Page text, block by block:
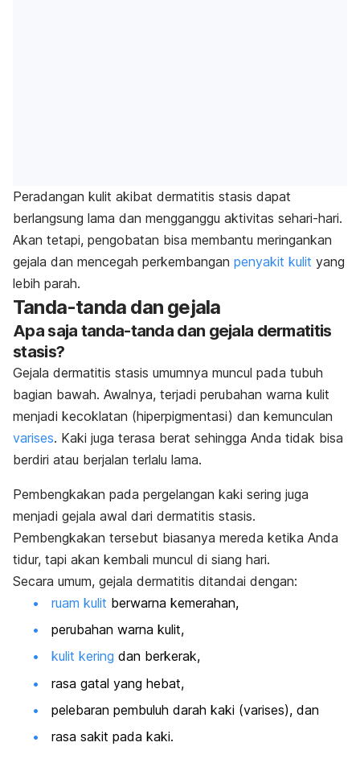
Peradangan kulit akibat dermatitis stasis dapat
berlangsung lama dan mengganggu aktivitas sehari-hari.
Akan tetapi, pengobatan bisa membantu meringankan
gejala dan mencegah perkembangan penyakit kulit yang
lebih parah.
Tanda-tanda dan gejala
Apa saja tanda-tanda dan gejala dermatitis
stasis?
Gejala dermatitis stasis umumnya muncul pada tubuh
bagian bawah. Awalnya, terjadi perubahan warna kulit
menjadi kecoklatan (hiperpigmentasi) dan kemunculan
varises. Kaki juga terasa berat sehingga Anda tidak bisa
berdiri atau berjalan terlalu lama.
Pembengkakan pada pergelangan kaki sering juga
menjadi gejala awal dari dermatitis stasis.
Pembengkakan tersebut biasanya mereda ketika Anda
tidur, tapi akan kembali muncul di siang hari.
Secara umum, gejala dermatitis ditandai dengan:
ruam kulit berwarna kemerahan,
perubahan warna kulit,
kulit kering dan berkerak,
rasa gatal yang hebat,
pelebaran pembuluh darah kaki (varises), dan
rasa sakit pada kaki.